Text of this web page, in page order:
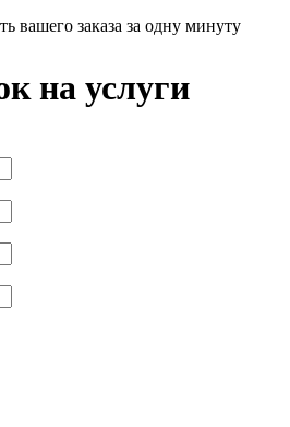
вашего заказа за одну минуту
на услуги